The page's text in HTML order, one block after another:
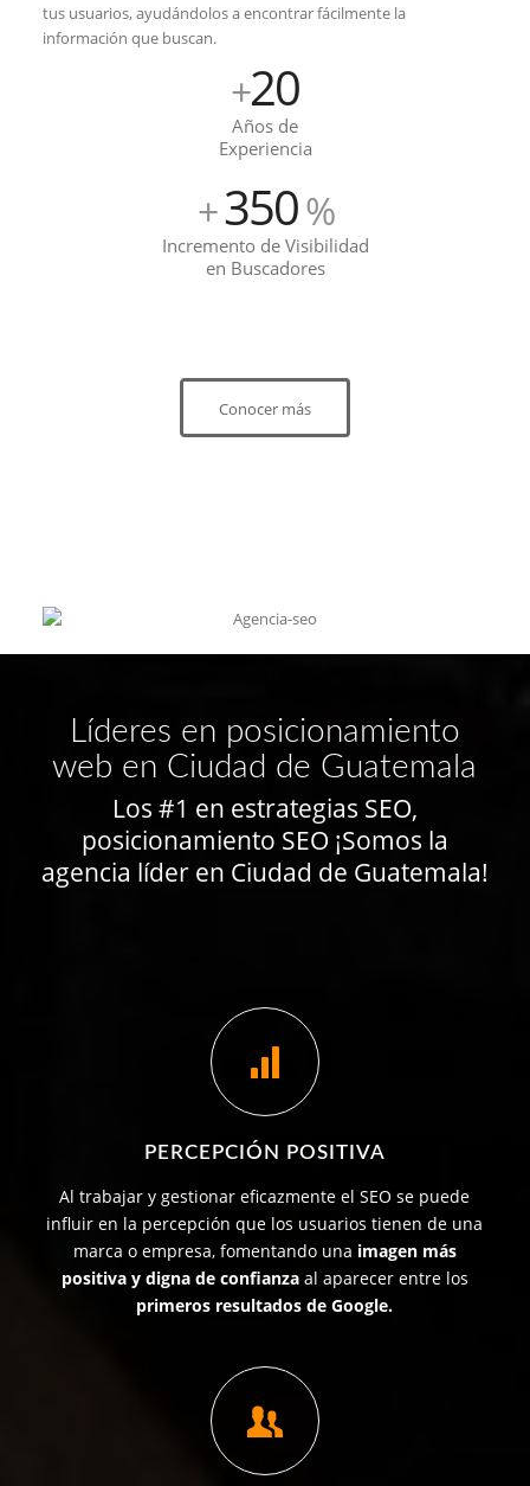
tus usuarios, ayudándolos a encontrar fácilmente la
información que buscan.
+20
Años de
Experiencia
+350%
Incremento de Visibilidad
en Buscadores
Conocer más
Líderes en posicionamiento
web en Ciudad de Guatemala
Los #1 en estrategias SEO,
posicionamiento SEO ¡Somos la
agencia líder en Ciudad de Guatemala!
PERCEPCIÓN POSITIVA
Al trabajar y gestionar eficazmente el SEO se puede
influir en la percepción que los usuarios tienen de una
marca o empresa, fomentando una imagen más
positiva y digna de confianzaal aparecer entre los
primeros resultados de Google.